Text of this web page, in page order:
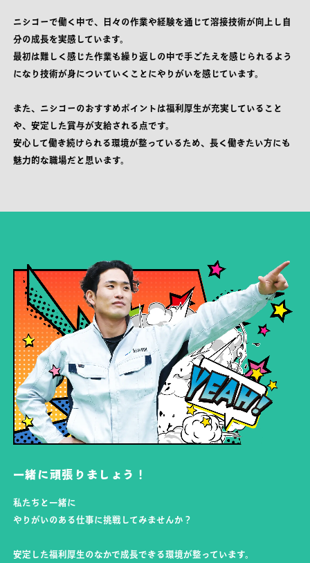
ニシコーで働く中で、日々の作業や経験を通じて溶接技術が向上し自
分の成長を実感しています。
最初は難しく感じた作業も繰り返しの中で手ごたえを感じられるよう
になり技術が身についていくことにやりがいを感じています。
また、ニシコーのおすすめポイントは福利厚生が充実していること
や、安定した賞与が支給される点です。
安心して働き続けられる環境が整っているため、長く働きたい方にも
魅力的な職場だと思います。
一緒に頑張りましょう！
私たちと一緒に
やりがいのある仕事に挑戦してみませんか？
安定した福利厚生のなかで成長できる環境が整っています。